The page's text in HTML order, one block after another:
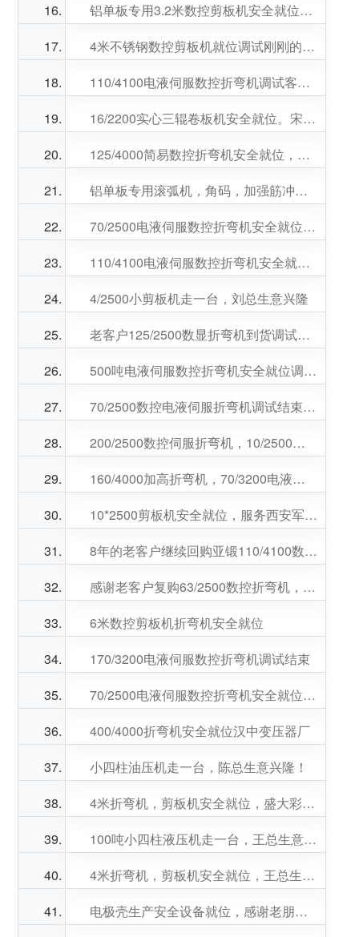
铝单板专用3.2米数控剪板机安全就位调试刚刚的，金总生意兴隆！
4米不锈钢数控剪板机就位调试刚刚的，感谢老客户支持，梁总生意兴隆
110/4100电液伺服数控折弯机调试客户非常满意，宝鸡梁总生意兴隆
16/2200实心三辊卷板机安全就位。宋总生意兴隆
125/4000简易数控折弯机安全就位，马总生意兴隆
铝单板专用滚弧机，角码，加强筋冲床调试刚刚的，杨总，李总生意兴隆
70/2500电液伺服数控折弯机安全就位，感谢陆总，李总的信任，两位老总生意兴隆
110/4100电液伺服数控折弯机安全就位，张总生意兴隆
4/2500小剪板机走一台，刘总生意兴隆
老客户125/2500数显折弯机到货调试刚刚的感谢宋总，何总第三次回购。祝老板们生意兴隆
500吨电液伺服数控折弯机安全就位调试中，白总，王总生意兴隆！
70/2500数控电液伺服折弯机调试结束，效果完美。感谢老客户杨总的信任。
200/2500数控伺服折弯机，10/2500数控剪板机安全就位，感谢兄弟的引荐。
160/4000加高折弯机，70/3200电液伺服数控折弯机安全落地，杨总，吴总生意兴隆，财源广进
10*2500剪板机安全就位，服务西安军工企业
8年的老客户继续回购亚锻110/4100数控电液伺服折弯机，周总，于总生意兴隆，财源广进
感谢老客户复购63/2500数控折弯机，调试使用客户非常满意。邢总生意兴隆！
6米数控剪板机折弯机安全就位
170/3200电液伺服数控折弯机调试结束
70/2500电液伺服数控折弯机安全就位，党总生意兴隆！
400/4000折弯机安全就位汉中变压器厂
小四柱油压机走一台，陈总生意兴隆！
4米折弯机，剪板机安全就位，盛大彩钢王总生意兴隆！
100吨小四柱液压机走一台，王总生意兴隆！
4米折弯机，剪板机安全就位，王总生意兴隆！
电极壳生产安全设备就位，感谢老朋友的关照